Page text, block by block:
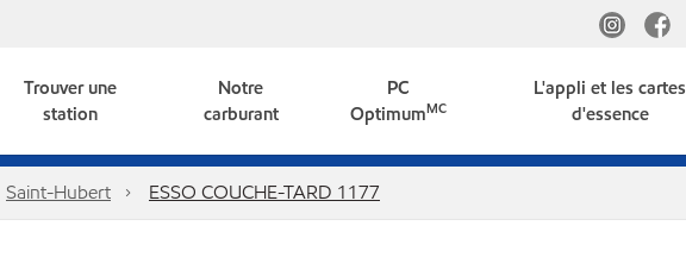
Trouver une
station
Notre
carburant
PC
OptimumMC
L'appli et les cartes
d'essence
Saint-Hubert ESSO COUCHE-TARD 1177